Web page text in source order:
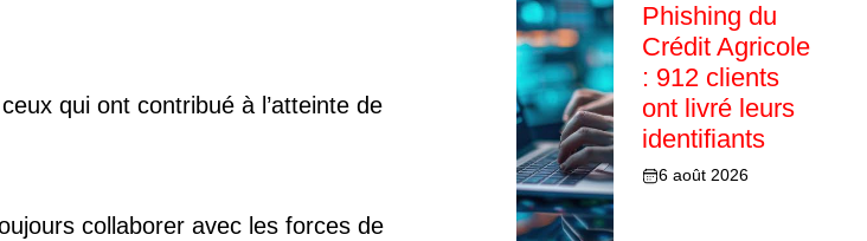
qui ont contribué à l’atteinte de
collaborer avec les forces de
Phishing du
Crédit Agricole
: 912 clients
ont livré leurs
identifiants
6 août 2026